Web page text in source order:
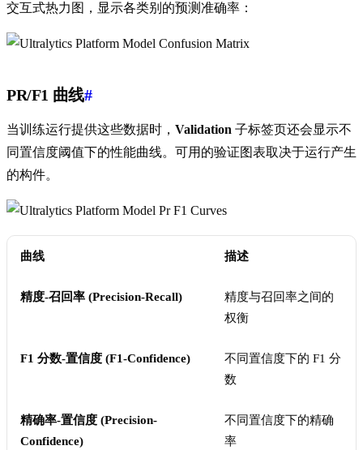
交互式热力图，显示各类别的预测准确率：
PR/F1 曲线#
当训练运行提供这些数据时， Validation 子标签页还会显示不
同置信度阈值下的性能曲线。可用的验证图表取决于运行产生
的构件。
曲线 描述
精度-召回率 (Precision-Recall)
精度与召回率之间的
权衡
F1 分数-置信度 (F1-Confidence)
不同置信度下的 F1 分
数
精确率-置信度 (Precision-
Confidence)
不同置信度下的精确
率